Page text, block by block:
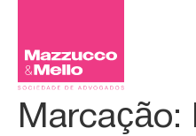
Marcação: